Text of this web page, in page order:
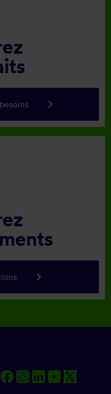
keyboard_arrow_right
keyboard_arrow_right